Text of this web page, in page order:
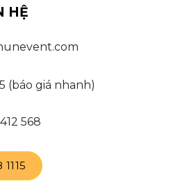
HỆ
(báo giá nhanh)
568